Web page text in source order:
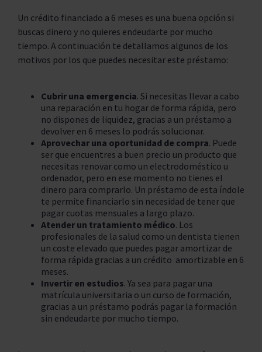
Un crédito financiado a 6 meses es una buena opción si
buscas dinero y no quieres endeudarte por mucho
tiempo. A continuación te detallamos algunos de los
motivos por los que puedes necesitar este préstamo:
Cubrir una emergencia. Si necesitas llevar a cabo
una reparación en tu hogar de forma rápida, pero
no dispones de liquidez, gracias a un préstamo a
devolver en 6 meses lo podrás solucionar.
Aprovechar una oportunidad de compra. Puede
ser que encuentres a buen precio un producto que
necesitas renovar como un electrodoméstico u
ordenador, pero en ese momento no tienes el
dinero para comprarlo. Un préstamo de esta índole
te permite financiarlo sin necesidad de tener que
pagar cuotas mensuales a largo plazo.
Atender un tratamiento médico. Los
profesionales de la salud como un dentista tienen
un coste elevado que puedes pagar amortizar de
forma rápida gracias a un crédito amortizable en 6
meses.
Invertir en estudios. Ya sea para pagar una
matrícula universitaria o un curso de formación,
gracias a un préstamo podrás pagar la formación
sin endeudarte por mucho tiempo.